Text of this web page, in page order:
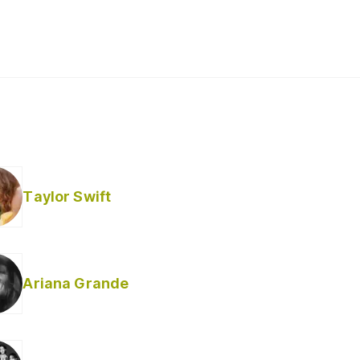
Taylor Swift
Ariana Grande